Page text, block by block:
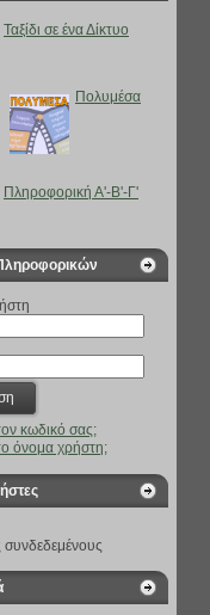
Ταξίδι σε ένα Δίκτυο
Πολυμέσα
Πληροφορική Α'-B'-Γ'
κωδικό σας;
όνομα χρήστη;
συνδεδεμένους